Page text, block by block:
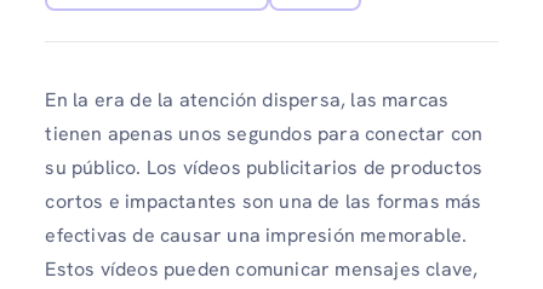
En la era de la atención dispersa, las marcas
tienen apenas unos segundos para conectar con
su público. Los vídeos publicitarios de productos
cortos e impactantes son una de las formas más
efectivas de causar una impresión memorable.
Estos vídeos pueden comunicar mensajes clave,